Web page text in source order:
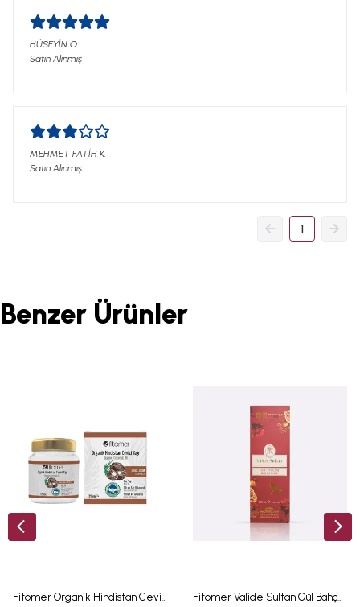
HÜSEYİN O.
Satın Alınmış
MEHMET FATİH K.
Satın Alınmış
1
Benzer Ürünler
Fitomer Organik Hindistan Cevizi Yağı 175 ML Soğuk Sıkım Fitomer Valide Sultan Gül Bahçesi Kolonyası 250 ml